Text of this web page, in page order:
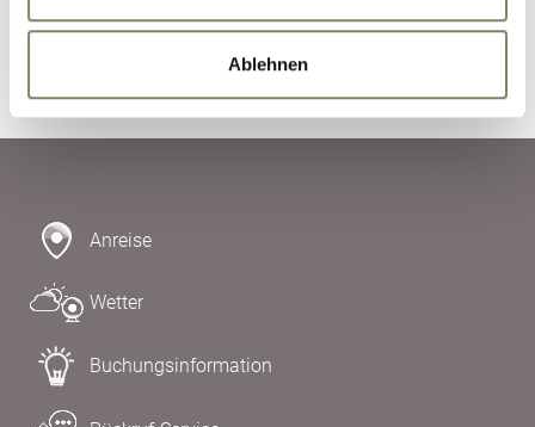
Ablehnen
Anfrage absenden
Anreise
Wetter
Buchungsinformation